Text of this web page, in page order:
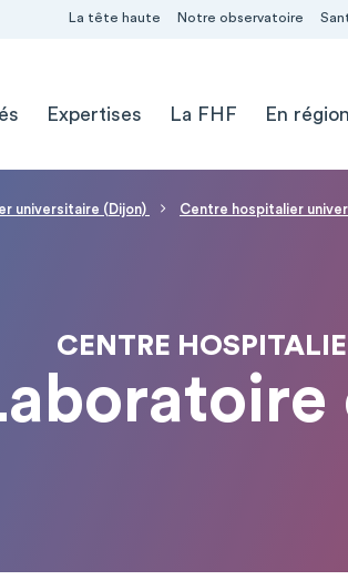
La tête haute Notre observatoire
Expertises La FHF En
universitaire (Dijon) Centre hospitalier
CENTRE